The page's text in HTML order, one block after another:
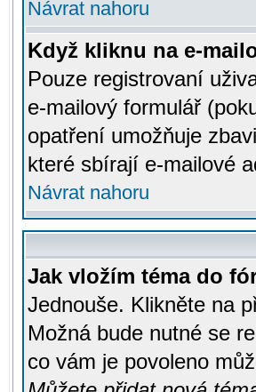
Návrat nahoru
Když kliknu na e-
Pouze registrovaní
e-mailový formulář
opatření umožňuje
které sbírají e-mailové
Návrat nahoru
Jak vložím téma do
Jednouše. Klikněte na
Možná bude nutné se
co vám je povoleno